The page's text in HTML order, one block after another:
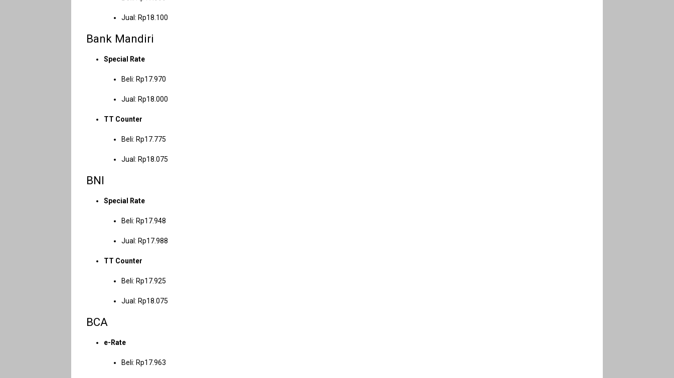
Jual: Rp18.100
Bank Mandiri
Special Rate
Beli: Rp17.970
Jual: Rp18.000
TT Counter
Beli: Rp17.775
Jual: Rp18.075
BNI
Special Rate
Beli: Rp17.948
Jual: Rp17.988
TT Counter
Beli: Rp17.925
Jual: Rp18.075
BCA
e-Rate
Beli: Rp17.963